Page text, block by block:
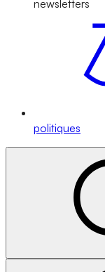
newsletters
politiques